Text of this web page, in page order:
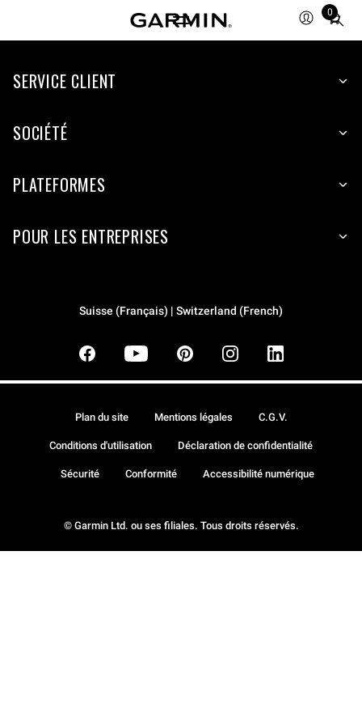
0
Total
items
cart:
SERVICE CLIENT
SOCIÉTÉ
PLATEFORMES
POUR LES ENTREPRISES
Suisse (Français) | Switzerland (French)
© Garmin Ltd. ou ses filiales. Tous droits réservés.
Plan du site Mentions légales C.G.V.
Conditions d'utilisation Déclaration de confidentialité
Sécurité Conformité Accessibilité numérique